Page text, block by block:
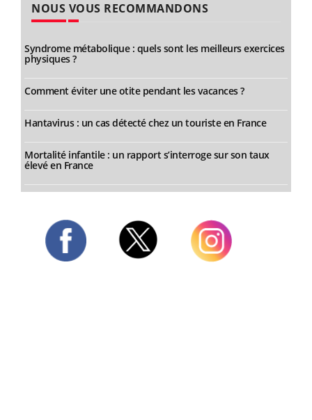
NOUS VOUS RECOMMANDONS
Syndrome métabolique : quels sont les meilleurs exercices
physiques ?
Comment éviter une otite pendant les vacances ?
Hantavirus : un cas détecté chez un touriste en France
Mortalité infantile : un rapport s’interroge sur son taux
élevé en France